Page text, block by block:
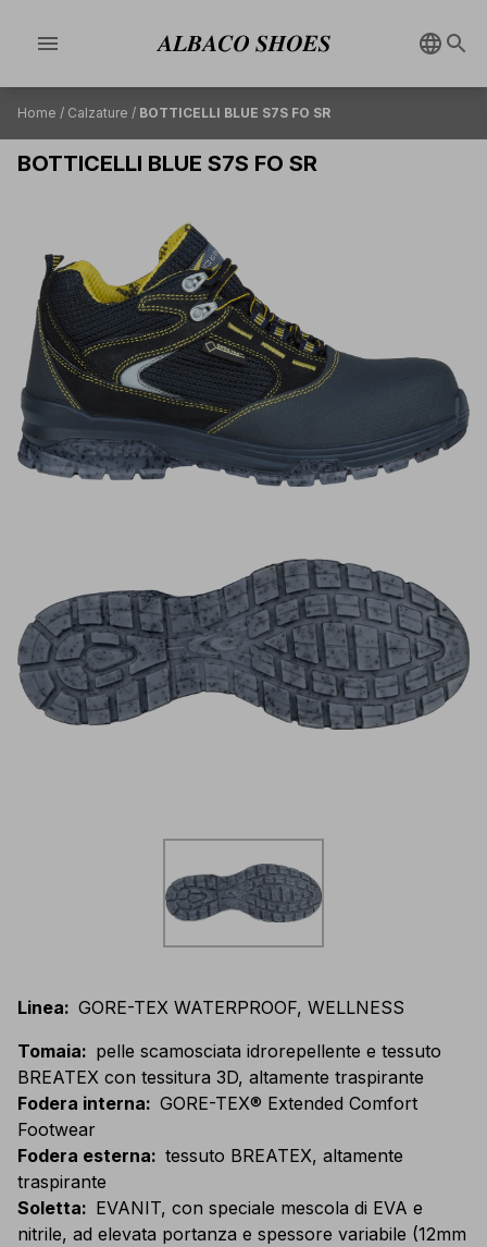
menu
Home / Calzature / BOTTICELLI BLUE S7S FO SR
BOTTICELLI BLUE S7S FO SR
Linea: GORE-TEX WATERPROOF, WELLNESS
Tomaia: pelle scamosciata idrorepellente e tessuto
BREATEX con tessitura 3D, altamente traspirante
Fodera interna: GORE-TEX® Extended Comfort
Footwear
Fodera esterna: tessuto BREATEX, altamente
traspirante
Soletta: EVANIT, con speciale mescola di EVA e
nitrile, ad elevata portanza e spessore variabile (12mm